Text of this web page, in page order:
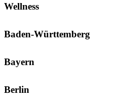
Wellness
Baden-Württemberg
Bayern
Berlin